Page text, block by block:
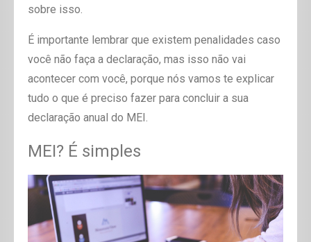
sobre isso.
É importante lembrar que existem penalidades caso
você não faça a declaração, mas isso não vai
acontecer com você, porque nós vamos te explicar
tudo o que é preciso fazer para concluir a sua
declaração anual do MEI.
MEI? É simples